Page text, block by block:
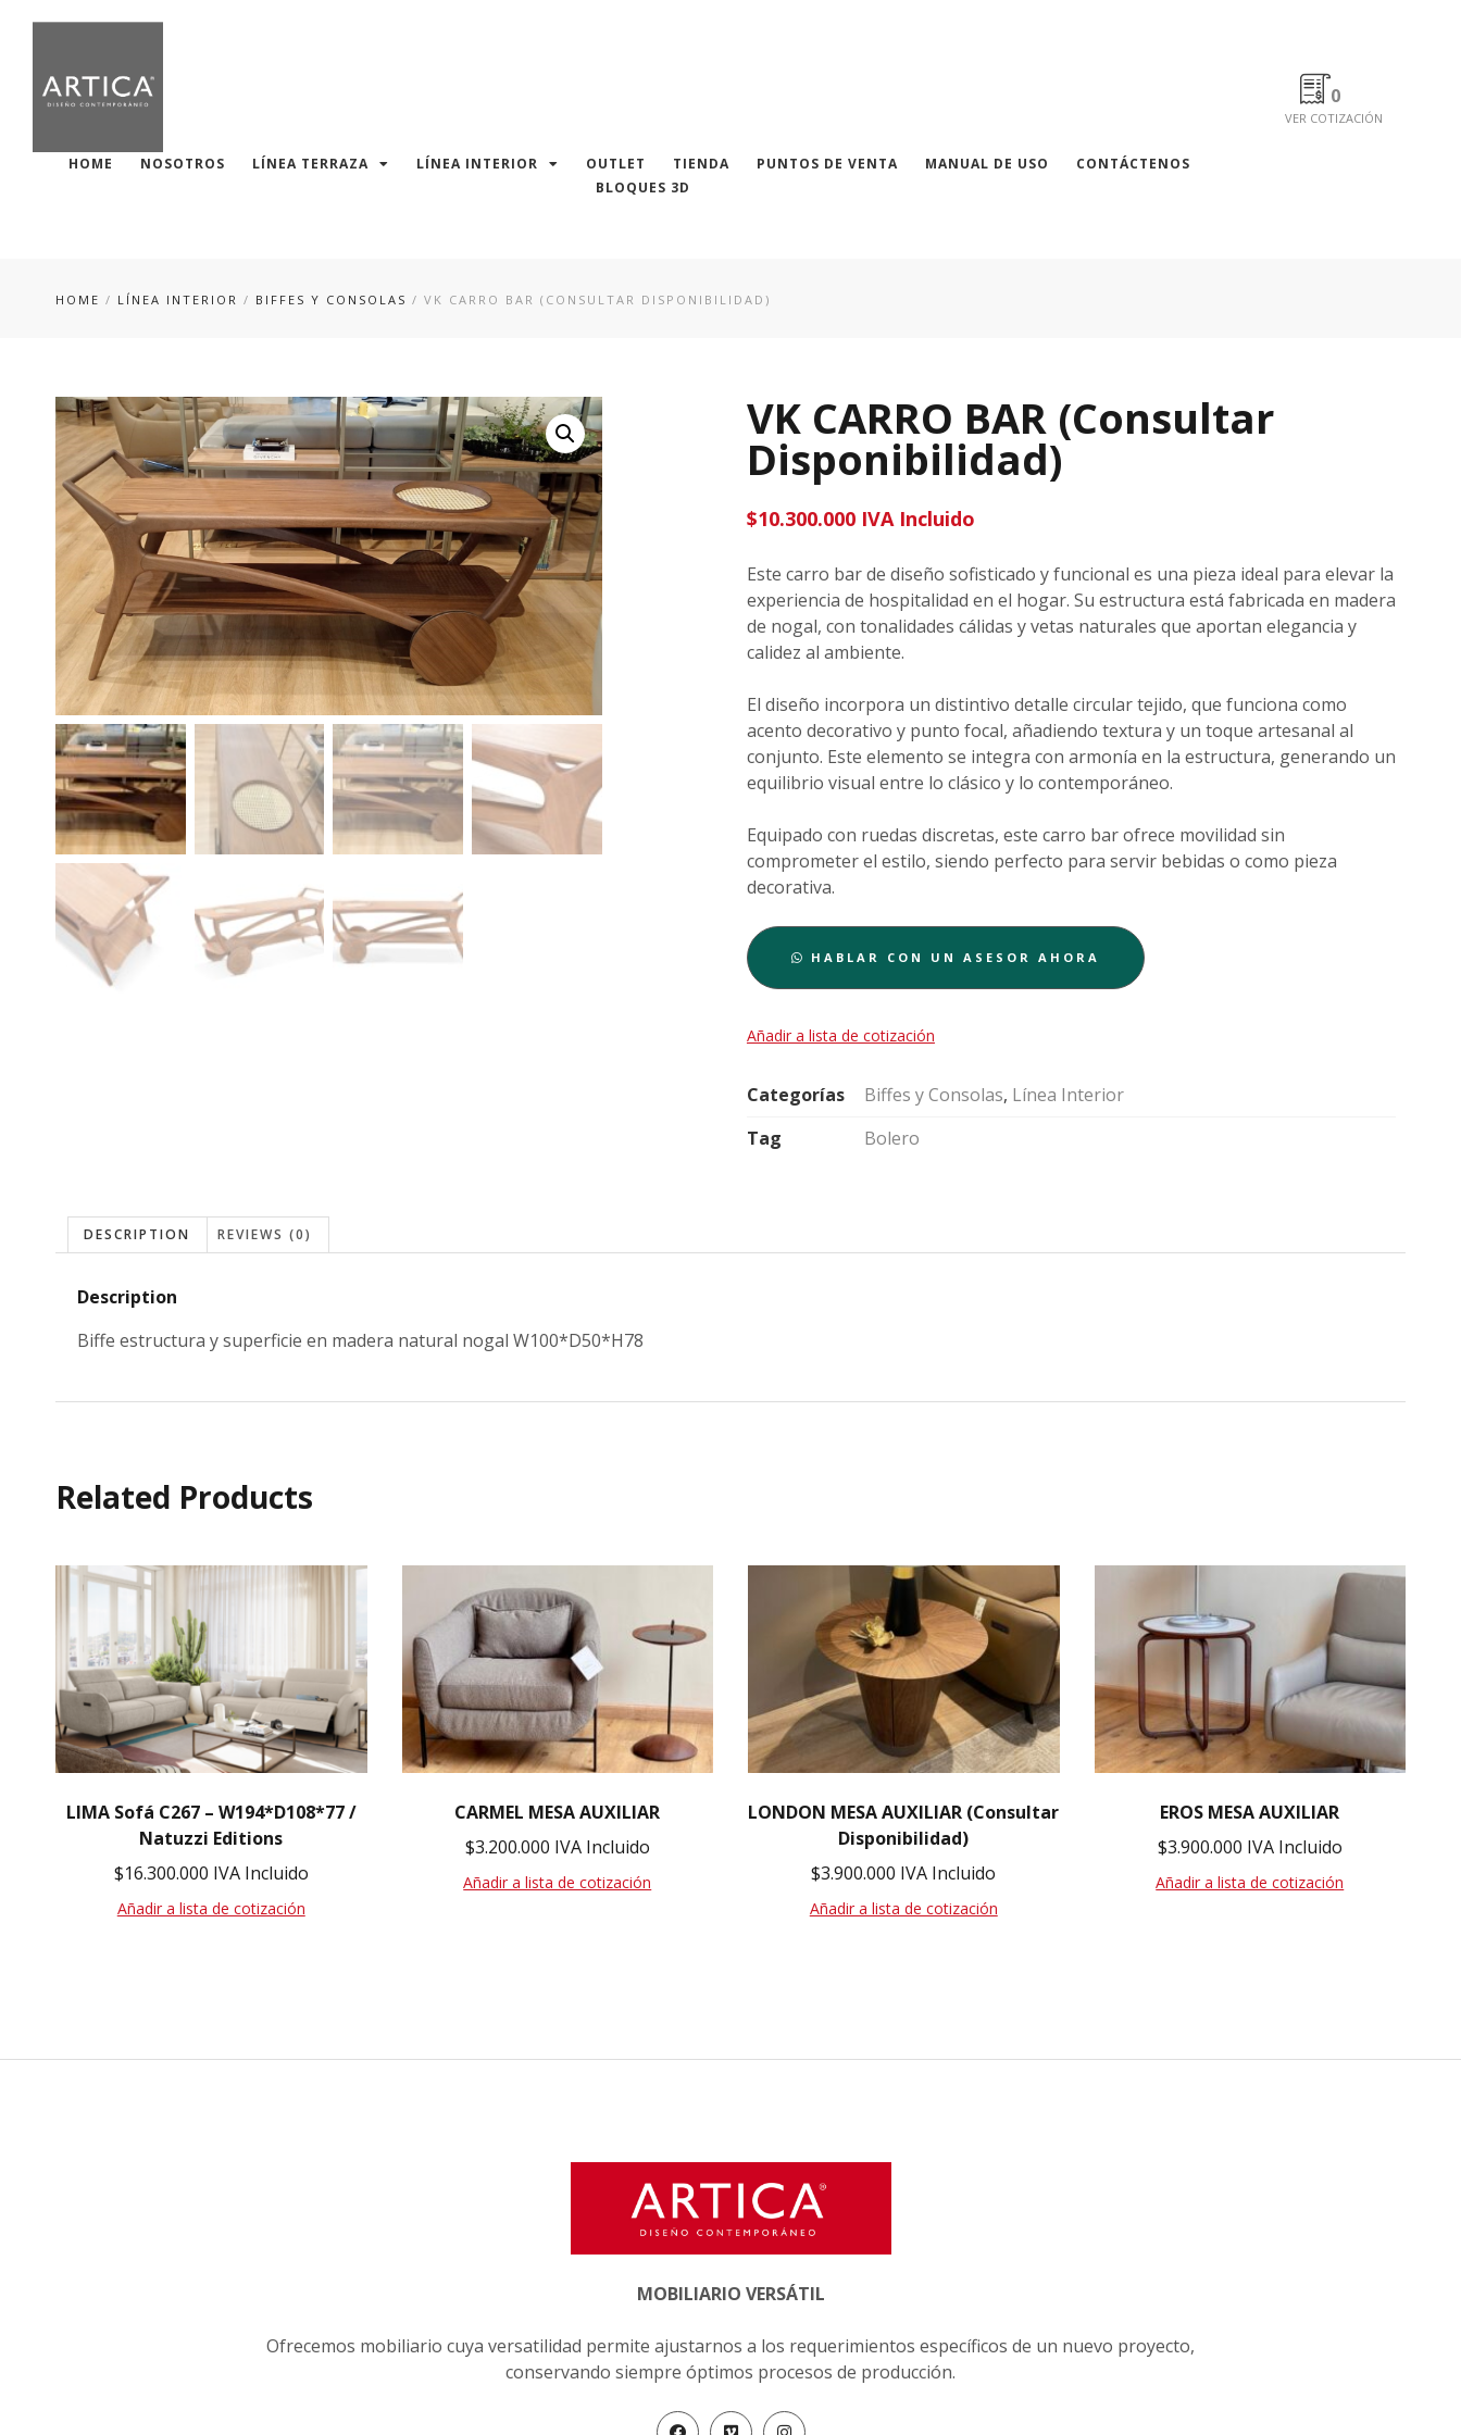
HOME NOSOTROS LÍNEA TERRAZA LÍNEA INTERIOR OUTLET TIENDA PUNTOS DE VENTA MANUAL DE USO
CONTÁCTENOS
BLOQUES 3D
0
VER COTIZACIÓN
HOME / LÍNEA INTERIOR / BIFFES Y CONSOLAS / VK CARRO BAR (CONSULTAR DISPONIBILIDAD)
VK CARRO BAR (Consultar
Disponibilidad)
$10.300.000IVA Incluido
Este carro bar de diseño sofisticado y funcional es una pieza ideal para elevar la
experiencia de hospitalidad en el hogar. Su estructura está fabricada en madera
de nogal, con tonalidades cálidas y vetas naturales que aportan elegancia y
calidez al ambiente.
El diseño incorpora un distintivo detalle circular tejido, que funciona como
acento decorativo y punto focal, añadiendo textura y un toque artesanal al
conjunto. Este elemento se integra con armonía en la estructura, generando un
equilibrio visual entre lo clásico y lo contemporáneo.
Equipado con ruedas discretas, este carro bar ofrece movilidad sin
comprometer el estilo, siendo perfecto para servir bebidas o como pieza
decorativa.
HABLAR CON UN ASESOR AHORA
Añadir a lista de cotización
Categorías Biffes y Consolas, Línea Interior
Tag
Bolero
DESCRIPTION REVIEWS (0)
Description
Biffe estructura y superficie en madera natural nogal W100*D50*H78
Related Products
LIMA Sofá C267 – W194*D108*77 /
Natuzzi Editions
$16.300.000 IVA Incluido
Añadir a lista de cotización
CARMEL MESA AUXILIAR
$3.200.000 IVA Incluido
Añadir a lista de cotización
LONDON MESA AUXILIAR (Consultar
Disponibilidad)
$3.900.000 IVA Incluido
Añadir a lista de cotización
EROS MESA AUXILIAR
$3.900.000 IVA Incluido
Añadir a lista de cotización
MOBILIARIO VERSÁTIL
Ofrecemos mobiliario cuya versatilidad permite ajustarnos a los requerimientos específicos de un nuevo proyecto,
conservando siempre óptimos procesos de producción.